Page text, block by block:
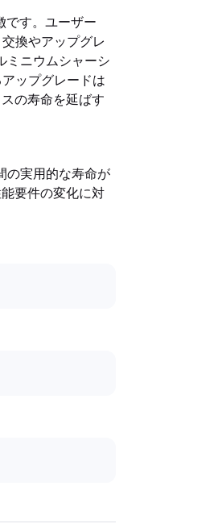
です。ユーザー
換やアップグレ
ニウムシャーシ
ップグレードは
の寿命を延ばす
の実用的な寿命が
要件の変化に対